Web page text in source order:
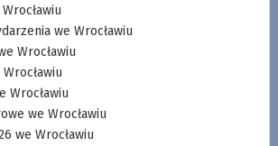
we Wrocławiu
Wrocławiu
Wrocławiu
we Wrocławiu
we Wrocławiu